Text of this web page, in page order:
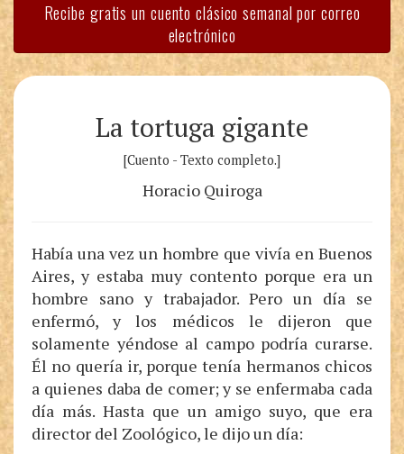
Recibe gratis un cuento clásico semanal por correo
electrónico
La tortuga gigante
[Cuento - Texto completo.]
Horacio Quiroga
Había una vez un hombre que vivía en Buenos
Aires, y estaba muy contento porque era un
hombre sano y trabajador. Pero un día se
enfermó, y los médicos le dijeron que
solamente yéndose al campo podría curarse.
Él no quería ir, porque tenía hermanos chicos
a quienes daba de comer; y se enfermaba cada
día más. Hasta que un amigo suyo, que era
director del Zoológico, le dijo un día: